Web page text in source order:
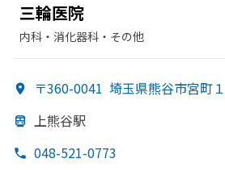
三輪医院
内科・​消化器科・​その他
〒360-0041 埼玉県熊谷市宮町
上熊谷駅
048-521-0773